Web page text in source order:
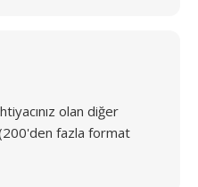
olan diğer
fazla format